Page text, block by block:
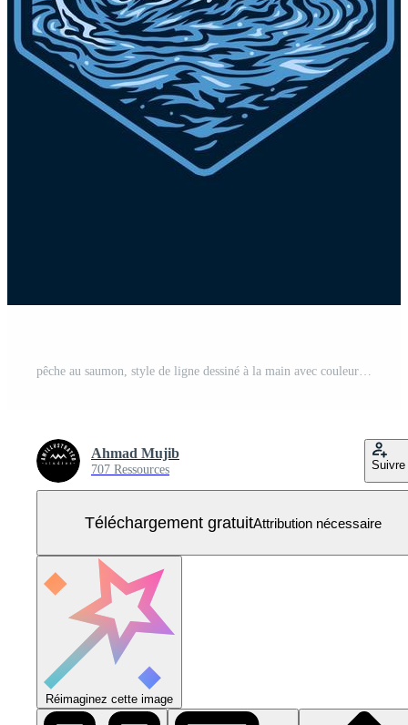
pêche au saumon, style de ligne dessiné à la main avec couleur numérique, illustration vectorielle Vecteur Gratuit
Ahmad Mujib
707 Ressources Suivre
Téléchargement gratuitAttribution nécessaire
Réimaginez cette image